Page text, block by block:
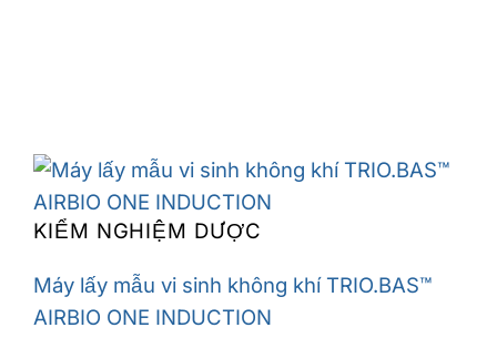
KIỂM NGHIỆM DƯỢC
Máy lấy mẫu vi sinh không khí TRIO.BAS™
AIRBIO ONE INDUCTION